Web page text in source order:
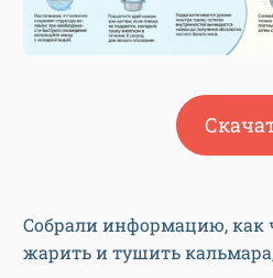
Собрали информацию, как
жарить и тушить